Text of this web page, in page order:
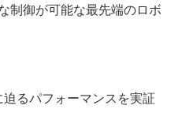
制御が可能な最先端のロボ
るパフォーマンスを実証